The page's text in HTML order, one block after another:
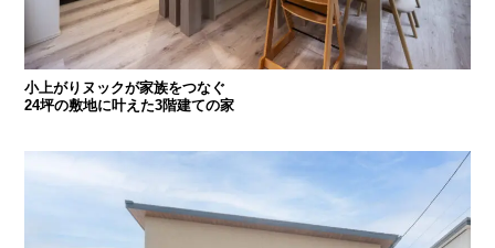
小上がりヌックが家族をつなぐ
24坪の敷地に叶えた3階建ての家